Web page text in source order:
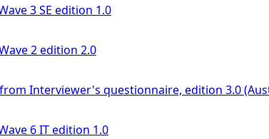
3 SE edition 1.0
2 edition 2.0
from Interviewer's questionnaire, edition 3.0
6 IT edition 1.0